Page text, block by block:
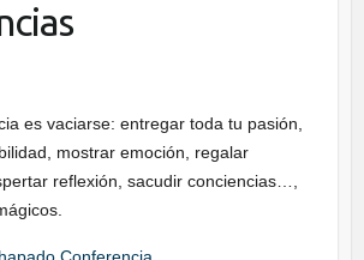
es vaciarse: entregar toda tu pasión,
mostrar emoción, regalar
reflexión, sacudir conciencias…,